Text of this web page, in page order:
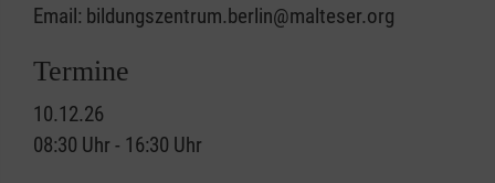
Email: bildungszentrum.berlin@malteser.org
Termine
10.12.26
08:30 Uhr - 16:30 Uhr